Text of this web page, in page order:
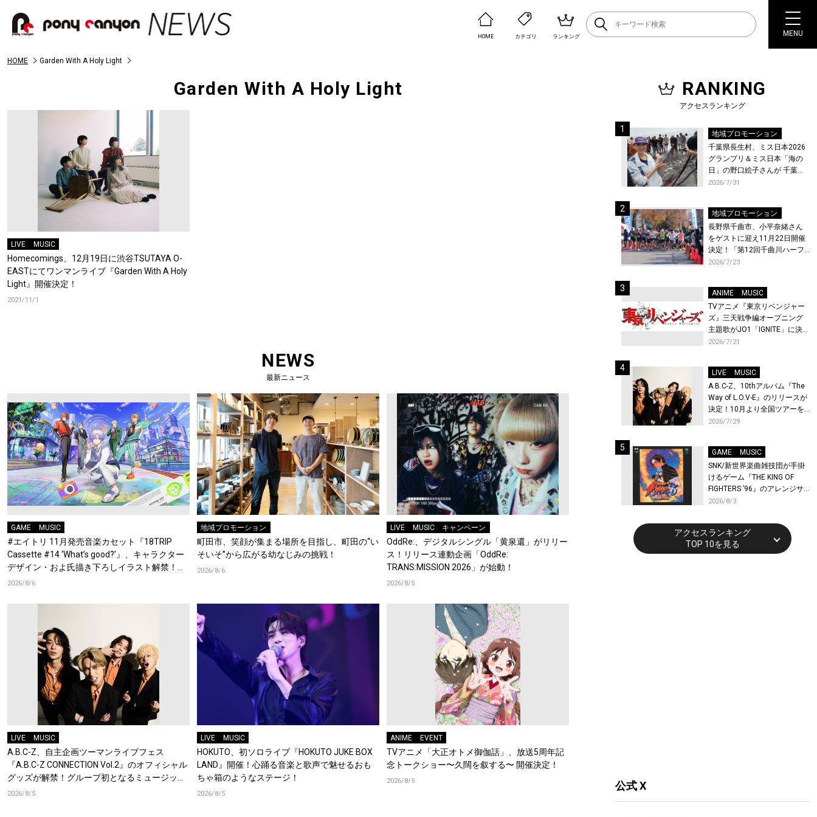
HOME カテゴリ ランキング MENU
HOME Garden With A Holy Light
Garden With A Holy Light
LIVE MUSIC
Homecomings、12月19日に渋谷TSUTAYA O-
EASTにてワンマンライブ『Garden With A Holy
Light』開催決定！
2021/11/1
NEWS
最新ニュース
GAME MUSIC
#エイトリ 11月発売音楽カセット『18TRIP
Cassette #14 ‘What’s good?’』、キャラクター
デザイン・およ氏描き下ろしイラスト解禁！特
典Blu-rayには『HAMAツアーズ全体会議』が収
2026/8/6
地域プロモーション
町田市、笑顔が集まる場所を目指し、町田の“い
そいそ”から広がる幼なじみの挑戦！
2026/8/6
LIVE MUSIC キャンペーン
OddRe:、デジタルシングル「黄泉還」がリリー
ス！リリース連動企画「OddRe:
TRANS:MISSION 2026」が始動！
2026/8/5
LIVE MUSIC
A.B.C-Z、自主企画ツーマンライブフェス
『A.B.C-Z CONNECTION Vol.2』のオフィシャル
グッズが解禁！グループ初となるミュージック
キーチェーンが登場！
2026/8/5
LIVE MUSIC
HOKUTO、初ソロライブ『HOKUTO JUKE BOX
LAND』開催！心踊る音楽と歌声で魅せるおも
ちゃ箱のようなステージ！
2026/8/5
ANIME EVENT
TVアニメ「大正オトメ御伽話」、放送5周年記
念トークショー〜久闊を叙する〜 開催決定！
2026/8/5
RANKING
アクセスランキング
地域プロモーション
千葉県長生村、ミス日本2026
グランプリ＆ミス日本「海の
日」の野口絵子さんが 千葉県
唯一の村・長生村で地引網を
2026/7/31
地域プロモーション
長野県千曲市、小平奈緒さん
をゲストに迎え11月22日開催
決定！「第12回千曲川ハーフ
マラソン」エントリー受付開
2026/7/23
ANIME
MUSIC
TVアニメ『東京リベンジャー
ズ』三天戦争編オープニング
主題歌がJO1「IGNITE」に決
定！メンバー全員から喜びと
先行上映会を開催！
2026/7/21
LIVE
MUSIC
A.B.C-Z、10thアルバム『The
Way of L.O.V-E』のリリースが
決定！10月より全国ツアーを
開催！
2026/7/29
GAME
MUSIC
SNK/新世界楽曲雑技団が手掛
けるゲーム『THE KING OF
FIGHTERS ’96』のアレンジサ
ウンドトラックが配信開始！
2026/8/3
アクセスランキング
TOP 10を見る
公式 X